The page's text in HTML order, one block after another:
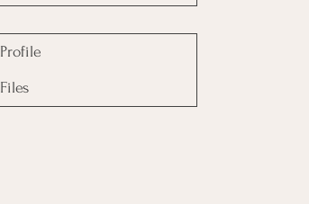
Profile
Files